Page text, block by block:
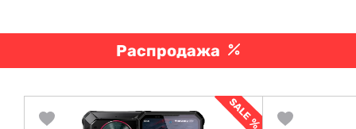
Распродажа